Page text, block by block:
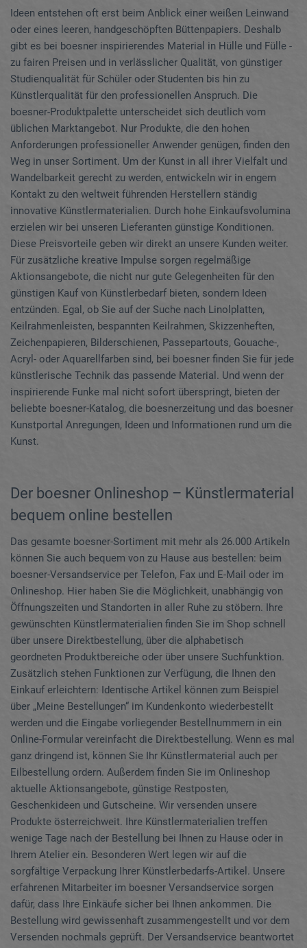
Ideen entstehen oft erst beim Anblick einer weißen Leinwand
oder eines leeren, handgeschöpften Büttenpapiers. Deshalb
gibt es bei boesner inspirierendes Material in Hülle und Fülle -
zu fairen Preisen und in verlässlicher Qualität, von günstiger
Studienqualität für Schüler oder Studenten bis hin zu
Künstlerqualität für den professionellen Anspruch. Die
boesner-Produktpalette unterscheidet sich deutlich vom
üblichen Marktangebot. Nur Produkte, die den hohen
Anforderungen professioneller Anwender genügen, finden den
Weg in unser Sortiment. Um der Kunst in all ihrer Vielfalt und
Wandelbarkeit gerecht zu werden, entwickeln wir in engem
Kontakt zu den weltweit führenden Herstellern ständig
innovative Künstlermaterialien. Durch hohe Einkaufsvolumina
erzielen wir bei unseren Lieferanten günstige Konditionen.
Diese Preisvorteile geben wir direkt an unsere Kunden weiter.
Für zusätzliche kreative Impulse sorgen regelmäßige
Aktionsangebote, die nicht nur gute Gelegenheiten für den
günstigen Kauf von Künstlerbedarf bieten, sondern Ideen
entzünden. Egal, ob Sie auf der Suche nach Linolplatten,
Keilrahmenleisten, bespannten Keilrahmen, Skizzenheften,
Zeichenpapieren, Bilderschienen, Passepartouts, Gouache-,
Acryl- oder Aquarellfarben sind, bei boesner finden Sie für jede
künstlerische Technik das passende Material. Und wenn der
inspirierende Funke mal nicht sofort überspringt, bieten der
beliebte boesner-Katalog, die boesnerzeitung und das boesner
Kunstportal Anregungen, Ideen und Informationen rund um die
Kunst.
Der boesner Onlineshop – Künstlermaterial
bequem online bestellen
Das gesamte boesner-Sortiment mit mehr als 26.000 Artikeln
können Sie auch bequem von zu Hause aus bestellen: beim
boesner-Versandservice per Telefon, Fax und E-Mail oder im
Onlineshop. Hier haben Sie die Möglichkeit, unabhängig von
Öffnungszeiten und Standorten in aller Ruhe zu stöbern. Ihre
gewünschten Künstlermaterialien finden Sie im Shop schnell
über unsere Direktbestellung, über die alphabetisch
geordneten Produktbereiche oder über unsere Suchfunktion.
Zusätzlich stehen Funktionen zur Verfügung, die Ihnen den
Einkauf erleichtern: Identische Artikel können zum Beispiel
über „Meine Bestellungen“ im Kundenkonto wiederbestellt
werden und die Eingabe vorliegender Bestellnummern in ein
Online-Formular vereinfacht die Direktbestellung. Wenn es mal
ganz dringend ist, können Sie Ihr Künstlermaterial auch per
Eilbestellung ordern. Außerdem finden Sie im Onlineshop
aktuelle Aktionsangebote, günstige Restposten,
Geschenkideen und Gutscheine. Wir versenden unsere
Produkte österreichweit. Ihre Künstlermaterialien treffen
wenige Tage nach der Bestellung bei Ihnen zu Hause oder in
Ihrem Atelier ein. Besonderen Wert legen wir auf die
sorgfältige Verpackung Ihrer Künstlerbedarfs-Artikel. Unsere
erfahrenen Mitarbeiter im boesner Versandservice sorgen
dafür, dass Ihre Einkäufe sicher bei Ihnen ankommen. Die
Bestellung wird gewissenhaft zusammengestellt und vor dem
Versenden nochmals geprüft. Der Versandservice beantwortet